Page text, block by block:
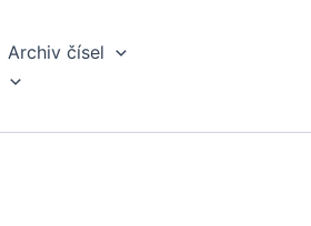
Archiv čísel